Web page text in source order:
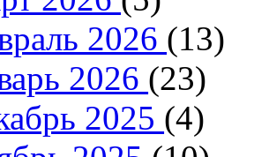
2026 (13)
2026 (23)
2025 (4)